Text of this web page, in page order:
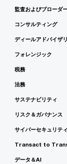
監査およびブローダ
コンサルティング
ディールアドバイザ
フォレンジック
税務
法務
サステナビリティ
リスク＆ガバナンス
サイバーセキュリテ
Transact to
データ＆AI